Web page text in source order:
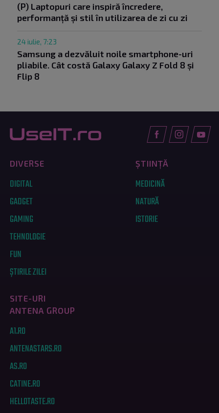
(P) Laptopuri care inspiră încredere,
performanță și stil în utilizarea de zi cu zi
24 iulie, 7:23
Samsung a dezvăluit noile smartphone-uri
pliabile. Cât costă Galaxy Galaxy Z Fold 8 și
Flip 8
DIVERSE
DIGITAL
GADGET
GAMING
TEHNOLOGIE
FUN
ȘTIRILE ZILEI
ȘTIINȚĂ
MEDICINĂ
NATURĂ
ISTORIE
SITE-URI
ANTENA GROUP
A1.RO
ANTENASTARS.RO
AS.RO
CATINE.RO
HELLOTASTE.RO